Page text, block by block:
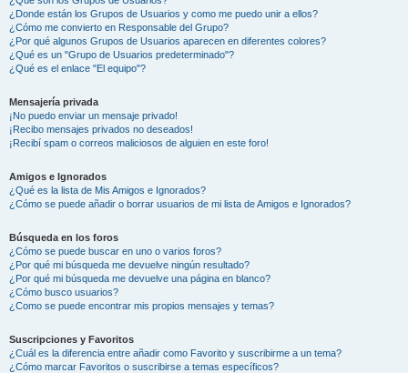
¿Donde están los Grupos de Usuarios y como me puedo unir a ellos?
¿Cómo me convierto en Responsable del Grupo?
¿Por qué algunos Grupos de Usuarios aparecen en diferentes colores?
¿Qué es un "Grupo de Usuarios predeterminado"?
¿Qué es el enlace "El equipo"?
Mensajería privada
¡No puedo enviar un mensaje privado!
¡Recibo mensajes privados no deseados!
¡Recibí spam o correos maliciosos de alguien en este foro!
Amigos e Ignorados
¿Qué es la lista de Mis Amigos e Ignorados?
¿Cómo se puede añadir o borrar usuarios de mi lista de Amigos e Ignorados?
Búsqueda en los foros
¿Cómo se puede buscar en uno o varios foros?
¿Por qué mi búsqueda me devuelve ningún resultado?
¿Por qué mi búsqueda me devuelve una página en blanco?
¿Cómo busco usuarios?
¿Como se puede encontrar mis propios mensajes y temas?
Suscripciones y Favoritos
¿Cuál es la diferencia entre añadir como Favorito y suscribirme a un tema?
¿Cómo marcar Favoritos o suscribirse a temas específicos?